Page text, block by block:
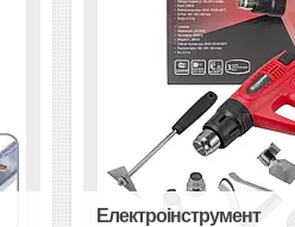
Електроінструмент